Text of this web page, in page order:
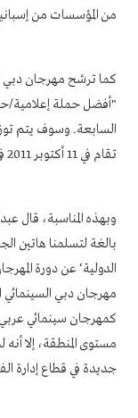
من المؤسسات من
كما ترشح مهرجان دبي
"أفضل حملة إعلامية/
تقام في 11 أكتوبر 2011 في فندق قصر الإمارات في أبوظبي.
وبهذه المناسبة، قال
بالغة لتسلمنا هاتين
مهرجان دبي السينمائي
كمهرجان سينمائي
مستوى المنطقة، إلا
جديدة في قطاع إدارة